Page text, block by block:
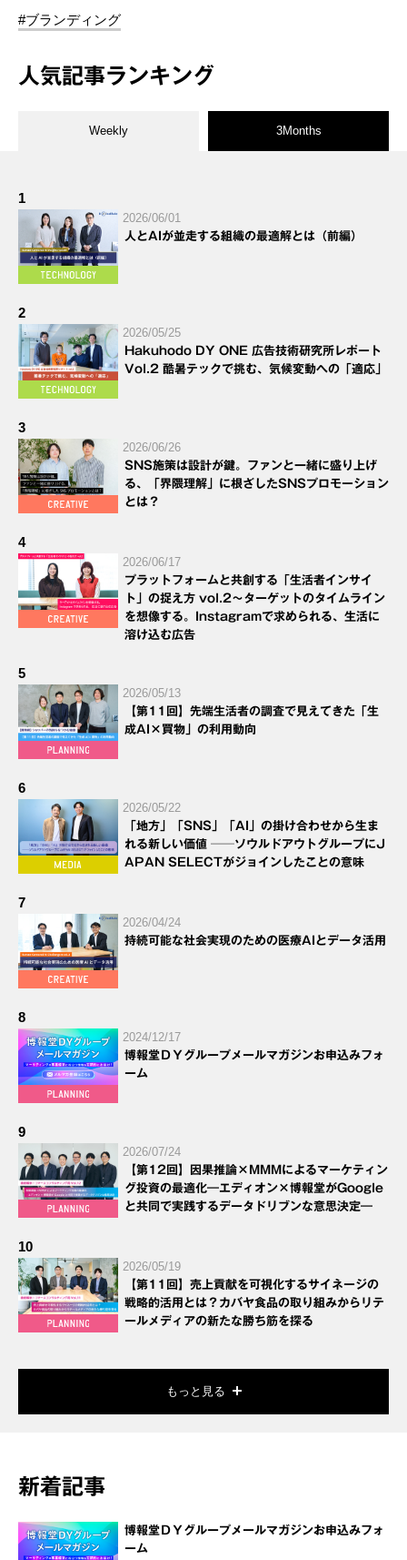
#ブランディング
人気記事ランキング
Weekly 3Months
1
2026/06/01
人とAIが並走する組織の最適解とは（前編）
2
2026/05/25
Hakuhodo DY ONE 広告技術研究所レポート
Vol.2 酷暑テックで挑む、気候変動への「適応」
3
2026/06/26
SNS施策は設計が鍵。ファンと一緒に盛り上げ
る、「界隈理解」に根ざしたSNSプロモーション
とは？
4
2026/06/17
プラットフォームと共創する「生活者インサイ
ト」の捉え方 vol.2～ターゲットのタイムライン
を想像する。Instagramで求められる、生活に
溶け込む広告
5
2026/05/13
【第11回】先端生活者の調査で見えてきた「生
成AI×買物」の利用動向
6
2026/05/22
「地方」「SNS」「AI」の掛け合わせから生ま
れる新しい価値 ──ソウルドアウトグループにJ
APAN SELECTがジョインしたことの意味
7
2026/04/24
持続可能な社会実現のための医療AIとデータ活用
8
2024/12/17
博報堂ＤＹグループメールマガジンお申込みフォ
ーム
9
2026/07/24
【第12回】因果推論×MMMによるマーケティン
グ投資の最適化―エディオン×博報堂がGoogle
と共同で実践するデータドリブンな意思決定―
10
2026/05/19
【第11回】売上貢献を可視化するサイネージの
戦略的活用とは？カバヤ食品の取り組みからリテ
ールメディアの新たな勝ち筋を探る
もっと見る
新着記事
博報堂ＤＹグループメールマガジンお申込みフォ
ーム